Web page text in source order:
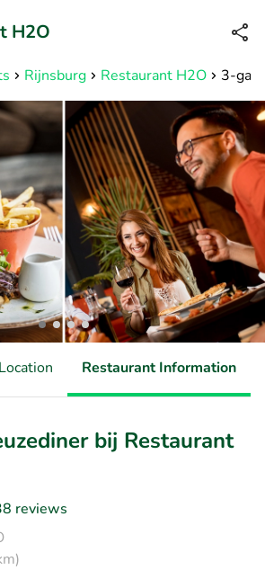
Available until 23:00
Rijnsburg Restaurant H2O 3-
H2O
Location Restaurant Information
bij Restaurant
reviews